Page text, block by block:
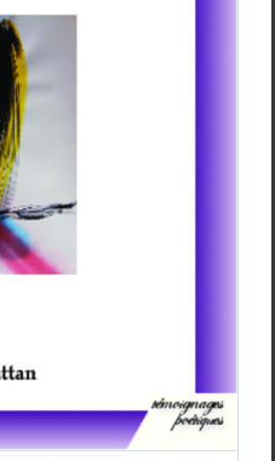
sur parole
Tancelin